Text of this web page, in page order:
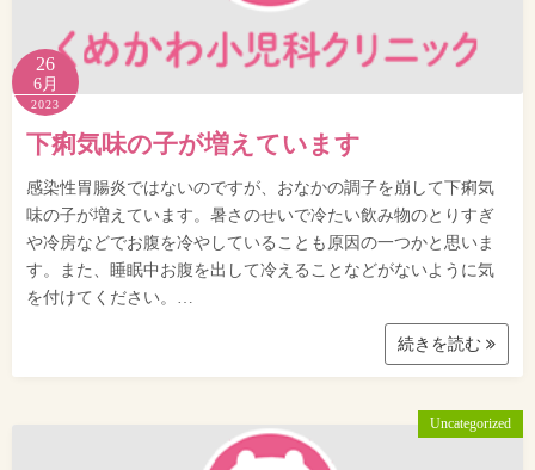
26
6月
2023
下痢気味の子が増えています
感染性胃腸炎ではないのですが、おなかの調子を崩して下痢気
味の子が増えています。暑さのせいで冷たい飲み物のとりすぎ
や冷房などでお腹を冷やしていることも原因の一つかと思いま
す。また、睡眠中お腹を出して冷えることなどがないように気
を付けてください。…
続きを読む
Uncategorized